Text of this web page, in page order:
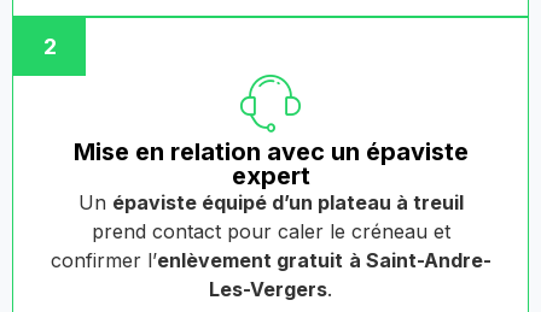
2
Mise en relation avec un épaviste
expert
Un épaviste équipé d’un plateau à treuil
prend contact pour caler le créneau et
confirmer l’enlèvement gratuit à Saint-Andre-
Les-Vergers.